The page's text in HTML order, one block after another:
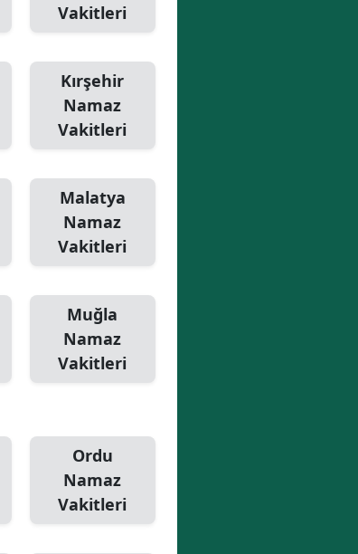
Şırnak
Iğdır
Yalova
Osmaniye
Vakitleri
Kırşehir
Namaz
Vakitleri
Malatya
Namaz
Vakitleri
Muğla
Namaz
Vakitleri
Ordu
Namaz
Vakitleri